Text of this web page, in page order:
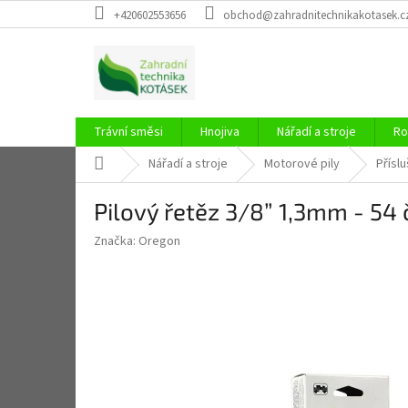
na
+420602553656
Trávní směsi Hnojiva Nářadí a stroje
Domů Nářadí a stroje Motorové pily
Pilový řetěz 3/8” 1,3mm - 54
Značka: Oregon